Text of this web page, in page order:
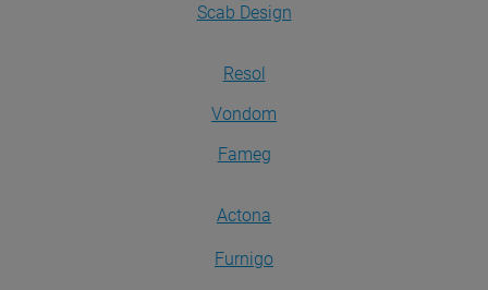
Scab Design
Resol
Vondom
Fameg
Actona
Furnigo